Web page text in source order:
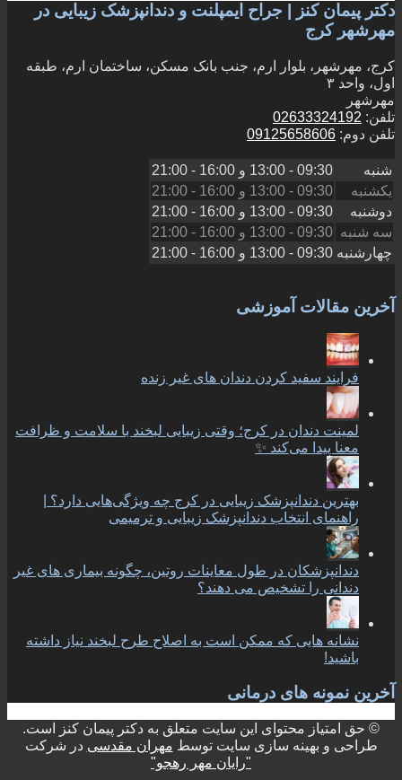
دکتر پیمان کنز | جراح ایمپلنت و دندانپزشک زیبایی در
مهرشهر کرج
کرج، مهرشهر، بلوار ارم، جنب بانک مسکن، ساختمان ارم، طبقه
اول، واحد ۳
مهرشهر
تلفن: 02633324192
تلفن دوم: 09125658606
شنبه 09:30 - 13:00 و 16:00 - 21:00
یکشنبه
09:30 - 13:00 و 16:00 - 21:00
دوشنبه
09:30 - 13:00 و 16:00 - 21:00
سه شنبه 09:30 - 13:00 و 16:00 - 21:00
چهارشنبه 09:30 - 13:00 و 16:00 - 21:00
آخرین مقالات آموزشی
فرایند سفید کردن دندان های غیر زنده
لمینت دندان در کرج؛ وقتی زیبایی لبخند با سلامت و ظرافت
معنا پیدا می‌کند ✨
بهترین دندانپزشک زیبایی در کرج چه ویژگی‌هایی دارد؟ |
راهنمای انتخاب دندانپزشک زیبایی و ترمیمی
دندانپزشکان در طول معاینات روتین، چگونه بیماری های غیر
دندانی را تشخیص می دهند؟
نشانه هایی که ممکن است به اصلاح طرح لبخند نیاز داشته
باشید!
آخرین نمونه های درمانی
© حق امتیاز محتوای این سایت متعلق به دکتر پیمان کنز است.
طراحی و بهینه سازی سایت توسط مهران مقدسی در شرکت
"رایان مهر رهجو"